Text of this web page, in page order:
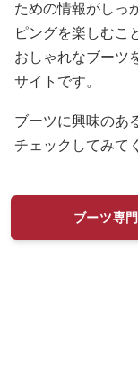
ための情報がしっ
ピングを楽しむこ
おしゃれなブーツ
サイトです。
ブーツに興味のあ
チェックしてみて
ブーツ専